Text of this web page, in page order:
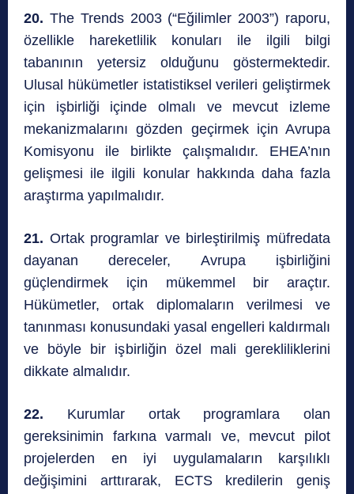
20. The Trends 2003 (“Eğilimler 2003”) raporu,
özellikle hareketlilik konuları ile ilgili bilgi
tabanının yetersiz olduğunu göstermektedir.
Ulusal hükümetler istatistiksel verileri geliştirmek
için işbirliği içinde olmalı ve mevcut izleme
mekanizmalarını gözden geçirmek için Avrupa
Komisyonu ile birlikte çalışmalıdır. EHEA’nın
gelişmesi ile ilgili konular hakkında daha fazla
araştırma yapılmalıdır.
21. Ortak programlar ve birleştirilmiş müfredata
dayanan dereceler, Avrupa işbirliğini
güçlendirmek için mükemmel bir araçtır.
Hükümetler, ortak diplomaların verilmesi ve
tanınması konusundaki yasal engelleri kaldırmalı
ve böyle bir işbirliğin özel mali gerekliliklerini
dikkate almalıdır.
22. Kurumlar ortak programlara olan
gereksinimin farkına varmalı ve, mevcut pilot
projelerden en iyi uygulamaların karşılıklı
değişimini arttırarak, ECTS kredilerin geniş